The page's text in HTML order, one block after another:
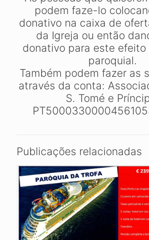
podem faze-lo
donativo na caixa de
da Igreja ou então
donativo para este
paroquial.
Também podem fazer as
através da conta:
S. Tomé e
Publicações relacionadas